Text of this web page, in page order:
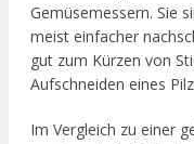
Gemüsemessern. Sie
meist einfacher
gut zum Kürzen von
Aufschneiden eines
Im Vergleich zu einer